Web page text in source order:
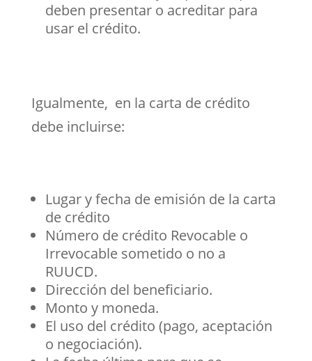
deben presentar o acreditar para
usar el crédito.
Igualmente, en la carta de crédito
debe incluirse:
Lugar y fecha de emisión de la carta
de crédito
Número de crédito Revocable o
Irrevocable sometido o no a
RUUCD.
Dirección del beneficiario.
Monto y moneda.
El uso del crédito (pago, aceptación
o negociación).